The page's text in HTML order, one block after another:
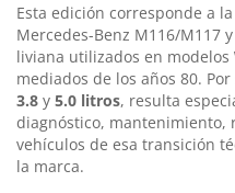
Esta edición corresponde a
Mercedes-Benz M116/M117
liviana utilizados en modelos
mediados de los años 80.
3.8 y 5.0 litros, resulta
diagnóstico, mantenimiento,
vehículos de esa transición
la marca.